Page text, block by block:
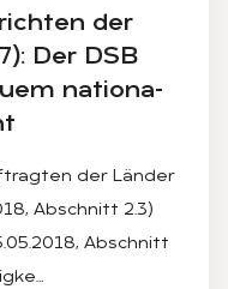
der
Der DSB
na­tio­na­
der Länder
Abschnitt 2.3)
Abschnitt